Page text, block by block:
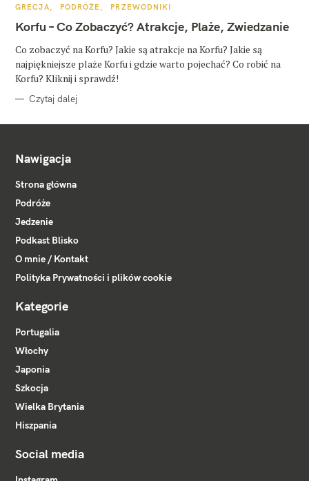
K
T
E
O
R
I
GRECJA PODRÓŻE PRZEWODNIKI
Korfu – Co Zobaczyć? Atrakcje, Plaże, Zwiedzanie
Co zobaczyć na Korfu? Jakie są atrakcje na Korfu? Jakie są
najpiękniejsze plaże Korfu i gdzie warto pojechać? Co robić na
Korfu? Kliknij i sprawdź!
Czytaj dalej
Nawigacja
Strona główna
Podróże
Jedzenie
Podkast Blisko
O mnie / Kontakt
Polityka Prywatności i plików cookie
Kategorie
Portugalia
Włochy
Japonia
Szkocja
Wielka Brytania
Hiszpania
Social media